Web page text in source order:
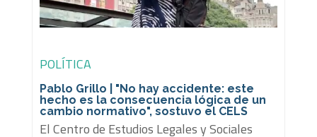
POLÍTICA
Pablo Grillo | "No hay accidente: este
hecho es la consecuencia lógica de un
cambio normativo", sostuvo el CELS
El Centro de Estudios Legales y Sociales